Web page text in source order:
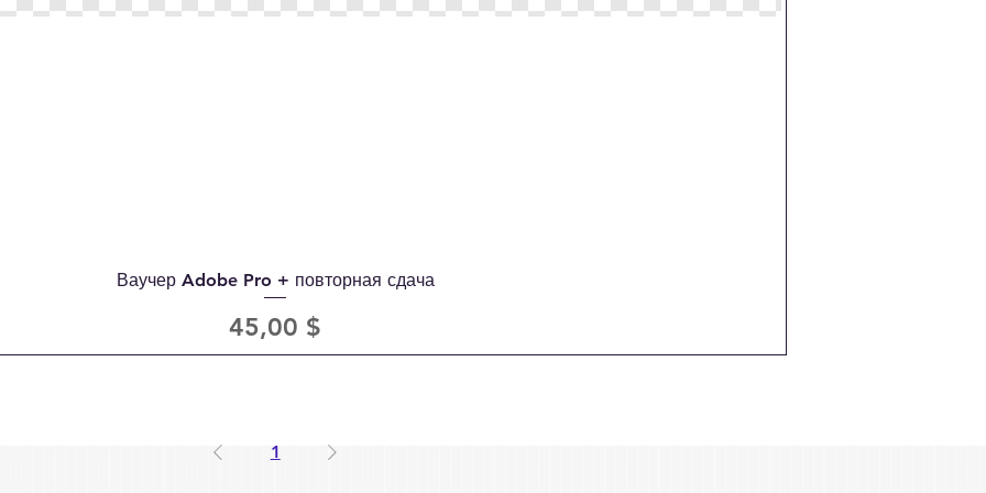
Ваучер Adobe Pro + повторная сдача
Цена
45,00 $
1